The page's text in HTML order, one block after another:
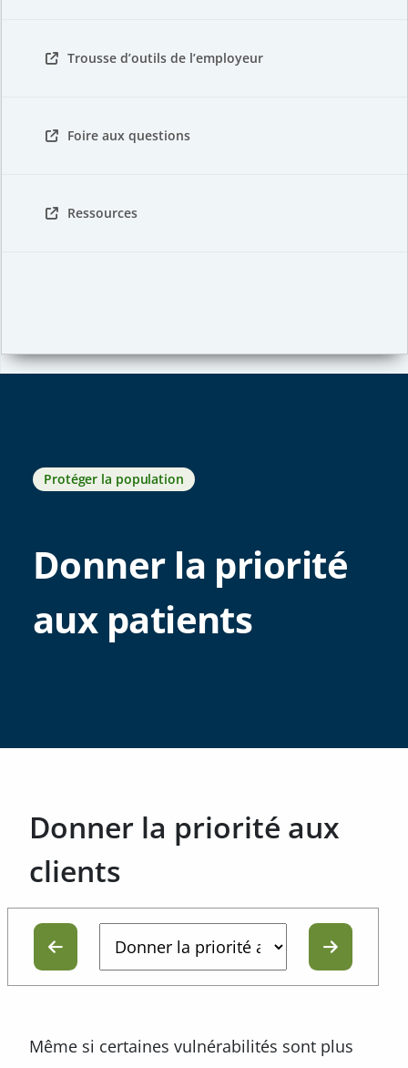
Trousse d’outils de l’employeur
Foire aux questions
Ressources
Protéger la population
Donner la priorité
aux patients
Donner la priorité aux
clients
Même si certaines vulnérabilités sont plus